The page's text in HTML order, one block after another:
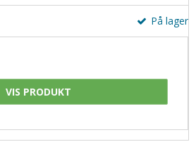
På lager
VIS PRODUKT